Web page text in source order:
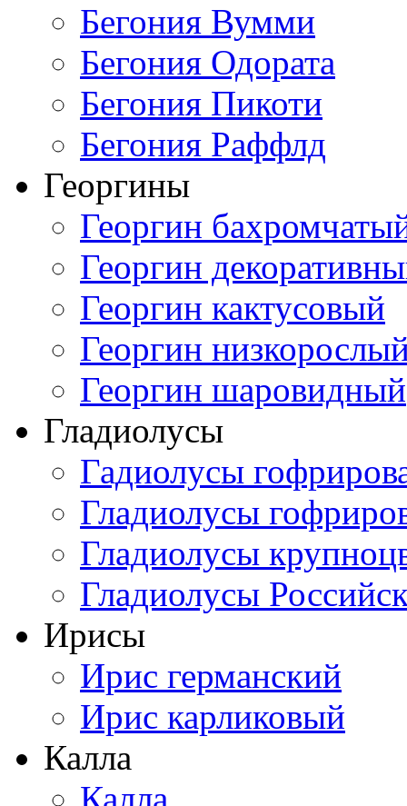
Бегония Вумми
Бегония Одората
Бегония Пикоти
Бегония Раффлд
Георгины
Георгин
Георгин
Георгин кактусовый
Георгин
Георгин шаровидный
Гладиолусы
Гадиолусы
Гладиолусы
Гладиолусы
Гладиолусы
Ирисы
Ирис германский
Ирис карликовый
Калла
Калла